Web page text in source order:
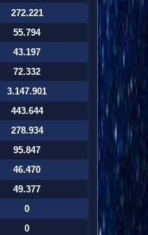
272.221
55.794
43.197
72.332
3.147.901
443.644
278.934
95.847
46.470
49.377
0
0